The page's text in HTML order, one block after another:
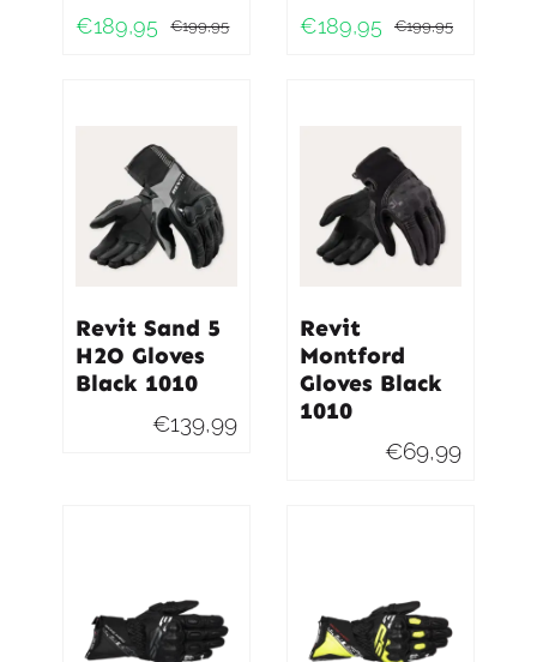
€199,95
Oorspronkelijke
€189,95
Huidige
€199,95
€189,95
Revit Sand 5
H2O Gloves
Black 1010
€139,99
Revit
Montford
Gloves Black
1010
€69,99